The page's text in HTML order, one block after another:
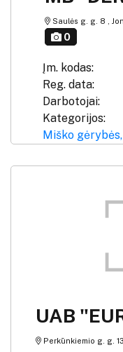
Saulės g. g. 8 ,
0
Įm. kodas:
Reg. data:
Darbotojai:
Kategorijos:
Miško
UAB
Perkūnkiemio g. g.